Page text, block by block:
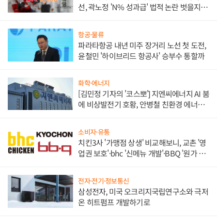
선, 곽노정 'N% 성과급' 법적 논란 벗을지 주
항공·물류
파라타항공 내년 미주 장거리 노선 첫 도전,
윤철민 '하이브리드 항공사' 승부수 통할까
화학·에너지
[김민정 기자의 '코스뽀'] 지엔씨에너지 AI 붐
에 비상발전기 호황, 안병철 친환경 에너지
소비자·유통
치킨3사 '가맹점 상생' 비교해보니, 교촌 '영
업권 보호'·bhc '신메뉴 개발'·BBQ '원가 부
전자·전기·정보통신
삼성전자, 미국 오크리지국립연구소와 극저
온 히트펌프 개발하기로